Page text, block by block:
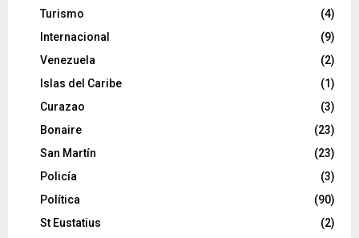
Turismo
(4)
Internacional
(9)
Venezuela
(2)
Islas del Caribe
(1)
Curazao
(3)
Bonaire
(23)
San Martín
(23)
Policía
(3)
Política
(90)
St Eustatius
(2)